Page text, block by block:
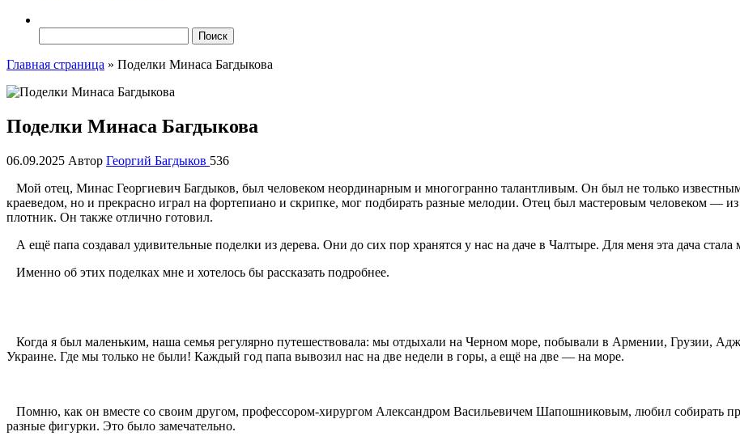
Главная страница » Поделки Минаса Багдыкова
Поделки Минаса Багдыкова
06.09.2025 Автор Георгий Багдыков 536
Мой отец, Минас Георгиевич Багдыков, был человеком неординарным и многогранно талантливым. Он был не только
краеведом, но и прекрасно играл на фортепиано и скрипке, мог подбирать разные мелодии. Отец был мастеровым человеком —
плотник. Он также отлично готовил.
А ещё папа создавал удивительные поделки из дерева. Они до сих пор хранятся у нас на даче в Чалтыре. Для меня эта дача стала
Именно об этих поделках мне и хотелось бы рассказать подробнее.
Когда я был маленьким, наша семья регулярно путешествовала: мы отдыхали на Черном море, побывали в Армении, Грузии,
Украине. Где мы только не были! Каждый год папа вывозил нас на две недели в горы, а ещё на две — на море.
Помню, как он вместе со своим другом, профессором-хирургом Александром Васильевичем Шапошниковым, любил собирать
разные фигурки. Это было замечательно.